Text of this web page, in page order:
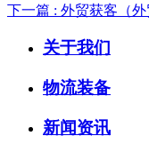
下一篇 : 外贸获客（
关于我们
物流装备
新闻资讯